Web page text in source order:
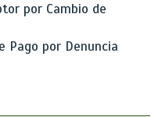
por Cambio de
Pago por Denuncia